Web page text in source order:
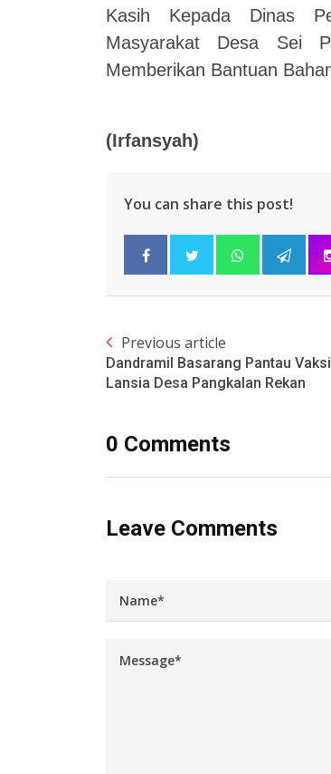
Kasih Kepada Dinas
Masyarakat Desa Sei
Memberikan Bantuan
(Irfansyah)
You can share this post!
Previous article
Dandramil Basarang Pantau
Lansia Desa Pangkalan Rekan
0 Comments
Leave Comments